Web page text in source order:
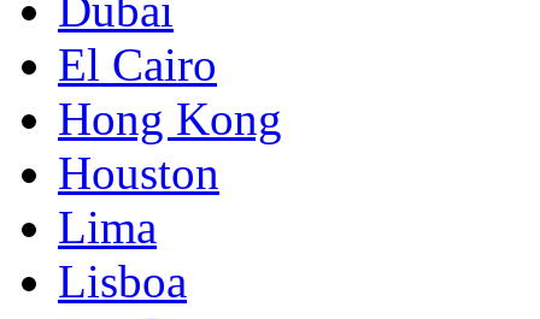
Dubai
El Cairo
Hong Kong
Houston
Lima
Lisboa